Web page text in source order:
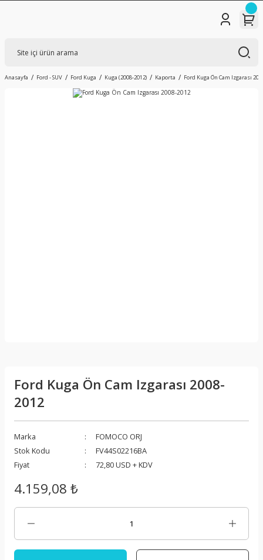
Anasayfa Ford - SUV Ford Kuga Kuga (2008-2012) Kaporta Ford Kuga Ön Cam Izgarası
Ford Kuga Ön Cam Izgarası 2008-
2012
Marka
FOMOCO ORJ
Stok Kodu
FV44S02216BA
Fiyat
72,80 USD + KDV
4.159,08 ₺